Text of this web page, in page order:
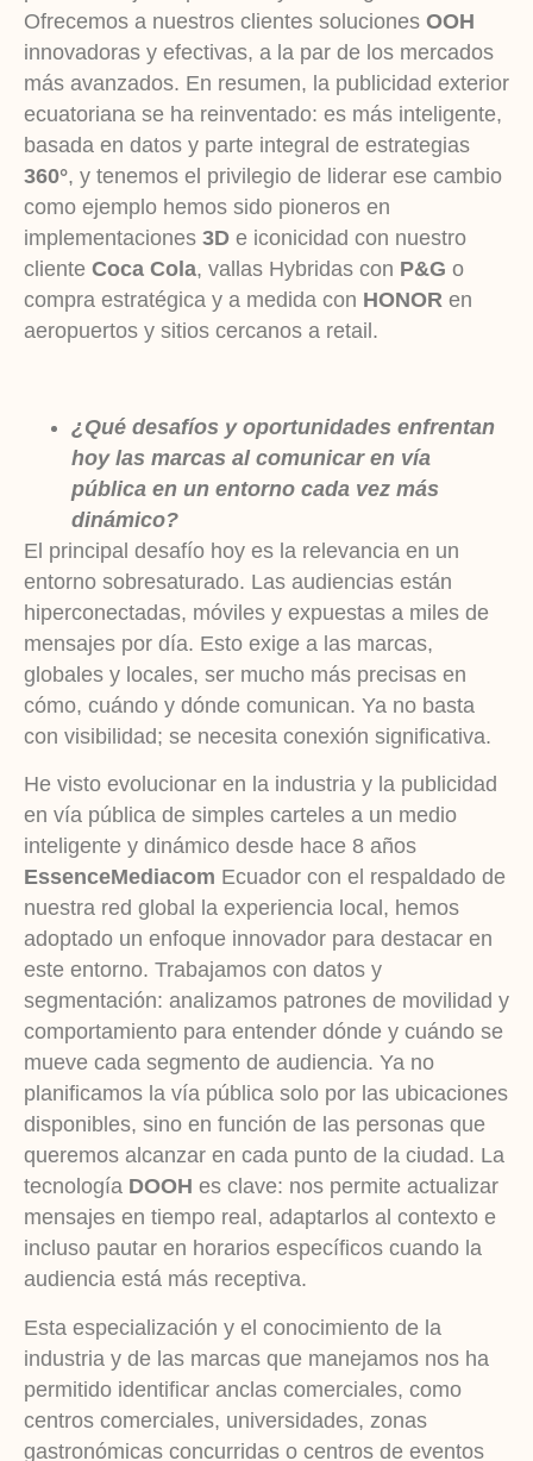
Ofrecemos a nuestros clientes soluciones OOH
innovadoras y efectivas, a la par de los mercados
más avanzados. En resumen, la publicidad exterior
ecuatoriana se ha reinventado: es más inteligente,
basada en datos y parte integral de estrategias
360°, y tenemos el privilegio de liderar ese cambio
como ejemplo hemos sido pioneros en
implementaciones 3D e iconicidad con nuestro
cliente Coca Cola, vallas Hybridas con P&G o
compra estratégica y a medida con HONOR en
aeropuertos y sitios cercanos a retail.
¿Qué desafíos y oportunidades enfrentan
hoy las marcas al comunicar en vía
pública en un entorno cada vez más
dinámico?
El principal desafío hoy es la relevancia en un
entorno sobresaturado. Las audiencias están
hiperconectadas, móviles y expuestas a miles de
mensajes por día. Esto exige a las marcas,
globales y locales, ser mucho más precisas en
cómo, cuándo y dónde comunican. Ya no basta
con visibilidad; se necesita conexión significativa.
He visto evolucionar en la industria y la publicidad
en vía pública de simples carteles a un medio
inteligente y dinámico desde hace 8 años
EssenceMediacom Ecuador con el respaldado de
nuestra red global la experiencia local, hemos
adoptado un enfoque innovador para destacar en
este entorno. Trabajamos con datos y
segmentación: analizamos patrones de movilidad y
comportamiento para entender dónde y cuándo se
mueve cada segmento de audiencia. Ya no
planificamos la vía pública solo por las ubicaciones
disponibles, sino en función de las personas que
queremos alcanzar en cada punto de la ciudad. La
tecnología DOOH es clave: nos permite actualizar
mensajes en tiempo real, adaptarlos al contexto e
incluso pautar en horarios específicos cuando la
audiencia está más receptiva.
Esta especialización y el conocimiento de la
industria y de las marcas que manejamos nos ha
permitido identificar anclas comerciales, como
centros comerciales, universidades, zonas
gastronómicas concurridas o centros de eventos